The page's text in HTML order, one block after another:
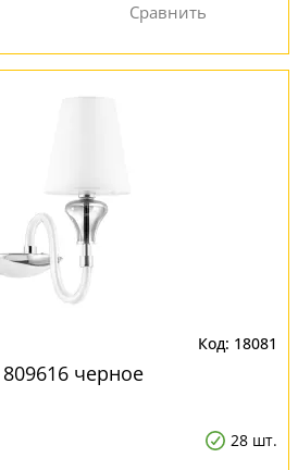
18081
809616 черное
28 шт.